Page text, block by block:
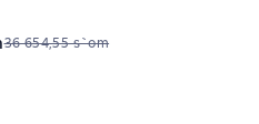
рейтинг 4,3 на основе 11 оценок
36 654,55 s`om